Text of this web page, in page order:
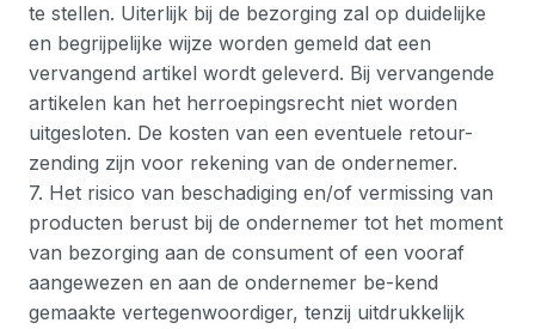
te stellen. Uiterlijk bij de bezorging zal op duidelijke
en begrijpelijke wijze worden gemeld dat een
vervangend artikel wordt geleverd. Bij vervangende
artikelen kan het herroepingsrecht niet worden
uitgesloten. De kosten van een eventuele retour-
zending zijn voor rekening van de ondernemer.
7. Het risico van beschadiging en/of vermissing van
producten berust bij de ondernemer tot het moment
van bezorging aan de consument of een vooraf
aangewezen en aan de ondernemer be-kend
gemaakte vertegenwoordiger, tenzij uitdrukkelijk